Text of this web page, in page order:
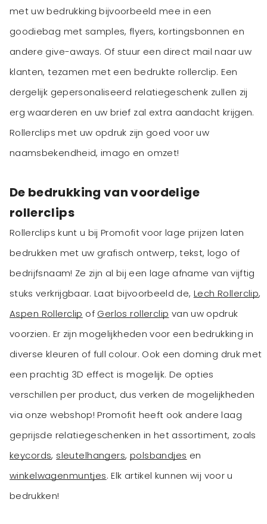
met uw bedrukking bijvoorbeeld mee in een
goodiebag met samples, flyers, kortingsbonnen en
andere give-aways. Of stuur een direct mail naar uw
klanten, tezamen met een bedrukte rollerclip. Een
dergelijk gepersonaliseerd relatiegeschenk zullen zij
erg waarderen en uw brief zal extra aandacht krijgen.
Rollerclips met uw opdruk zijn goed voor uw
naamsbekendheid, imago en omzet!
De bedrukking van voordelige
rollerclips
Rollerclips kunt u bij Promofit voor lage prijzen laten
bedrukken met uw grafisch ontwerp, tekst, logo of
bedrijfsnaam! Ze zijn al bij een lage afname van vijftig
stuks verkrijgbaar. Laat bijvoorbeeld de, Lech Rollerclip,
Aspen Rollerclip of Gerlos rollerclip van uw opdruk
voorzien. Er zijn mogelijkheden voor een bedrukking in
diverse kleuren of full colour. Ook een doming druk met
een prachtig 3D effect is mogelijk. De opties
verschillen per product, dus verken de mogelijkheden
via onze webshop! Promofit heeft ook andere laag
geprijsde relatiegeschenken in het assortiment, zoals
keycords, sleutelhangers, polsbandjes en
winkelwagenmuntjes. Elk artikel kunnen wij voor u
bedrukken!